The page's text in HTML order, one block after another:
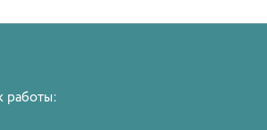
работы: